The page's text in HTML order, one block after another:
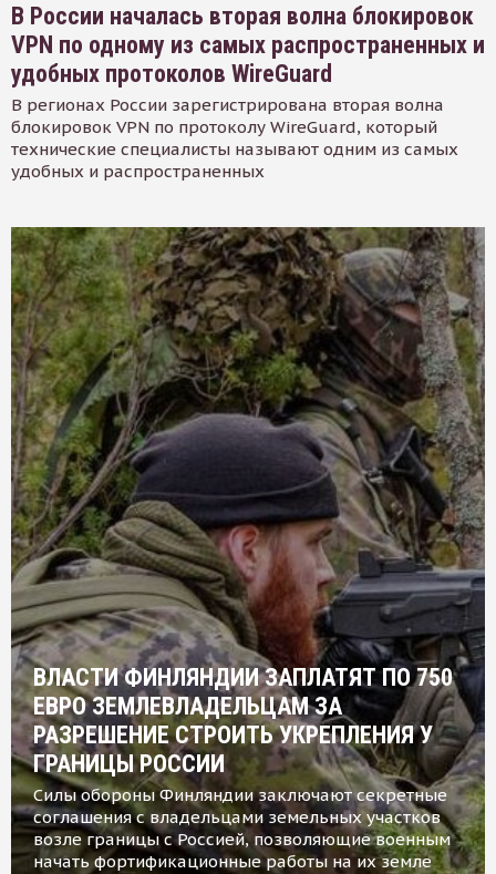
В России началась вторая волна блокировок
VPN по одному из самых распространенных и
удобных протоколов WireGuard
В регионах России зарегистрирована вторая волна
блокировок VPN по протоколу WireGuard, который
технические специалисты называют одним из самых
удобных и распространенных
ВЛАСТИ ФИНЛЯНДИИ ЗАПЛАТЯТ ПО 750
ЕВРО ЗЕМЛЕВЛАДЕЛЬЦАМ ЗА
РАЗРЕШЕНИЕ СТРОИТЬ УКРЕПЛЕНИЯ У
ГРАНИЦЫ РОССИИ
Силы обороны Финляндии заключают секретные
соглашения с владельцами земельных участков
возле границы с Россией, позволяющие военным
начать фортификационные работы на их земле